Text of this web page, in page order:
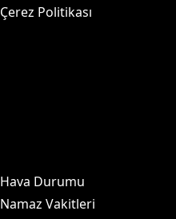
Çerez Politikası
Hava Durumu
Namaz Vakitleri